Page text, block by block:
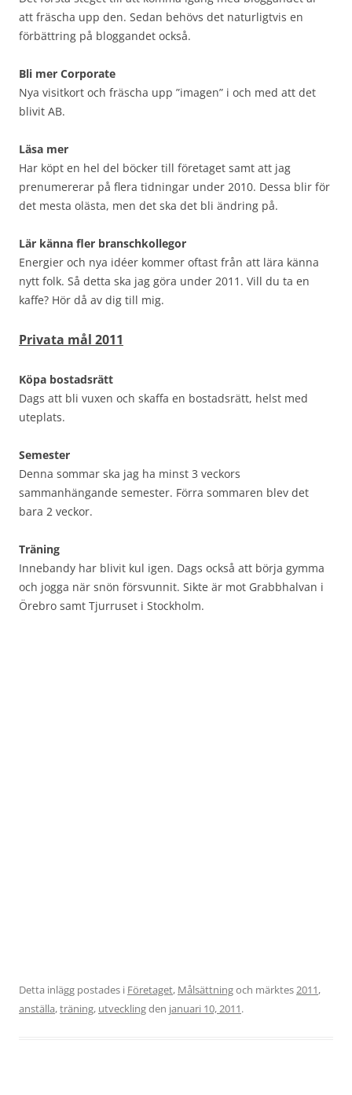
att fräscha upp den. Sedan behövs det naturligtvis en
förbättring på bloggandet också.
Bli mer Corporate
Nya visitkort och fräscha upp ”imagen” i och med att det
blivit AB.
Läsa mer
Har köpt en hel del böcker till företaget samt att jag
prenumererar på flera tidningar under 2010. Dessa blir för
det mesta olästa, men det ska det bli ändring på.
Lär känna fler branschkollegor
Energier och nya idéer kommer oftast från att lära känna
nytt folk. Så detta ska jag göra under 2011. Vill du ta en
kaffe? Hör då av dig till mig.
Privata mål 2011
Köpa bostadsrätt
Dags att bli vuxen och skaffa en bostadsrätt, helst med
uteplats.
Semester
Denna sommar ska jag ha minst 3 veckors
sammanhängande semester. Förra sommaren blev det
bara 2 veckor.
Träning
Innebandy har blivit kul igen. Dags också att börja gymma
och jogga när snön försvunnit. Sikte är mot Grabbhalvan i
Örebro samt Tjurruset i Stockholm.
Detta inlägg postades i Företaget, Målsättningoch märktes2011,
anställa,träning, utvecklingden januari 10, 2011.